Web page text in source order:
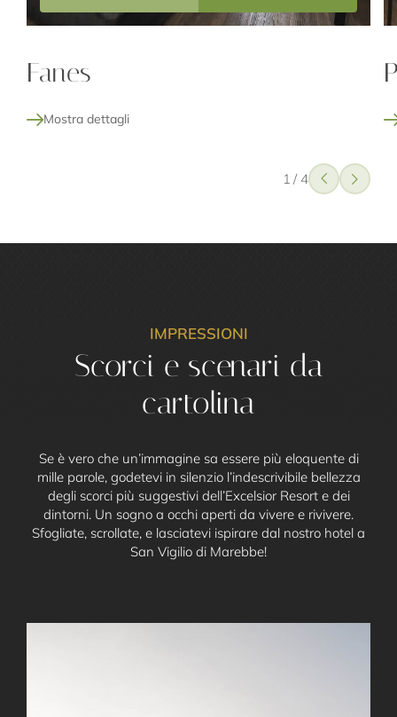
Fanes
Mostra dettagli
1 / 4
Scorci e scenari da
cartolina
IMPRESSIONI
Se è vero che un’immagine sa essere più eloquente di
mille parole, godetevi in silenzio l’indescrivibile bellezza
degli scorci più suggestivi dell’Excelsior Resort e dei
dintorni. Un sogno a occhi aperti da vivere e rivivere.
Sfogliate, scrollate, e lasciatevi ispirare dal nostro hotel a
San Vigilio di Marebbe!